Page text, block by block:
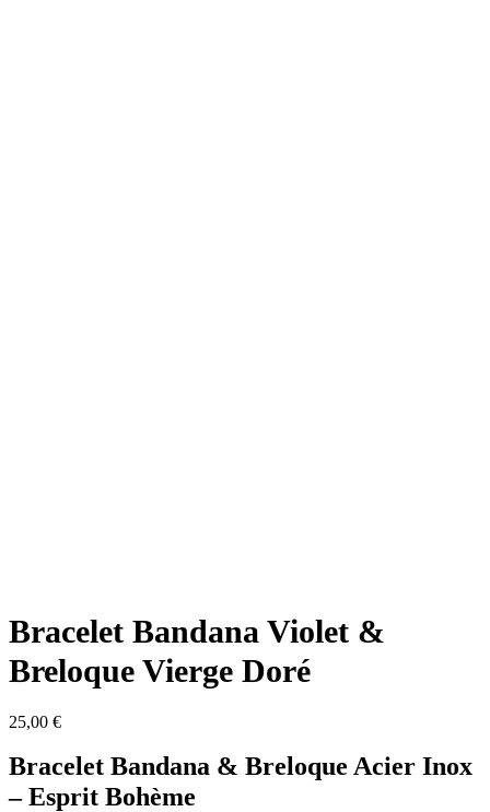
Bracelet Bandana Violet &
Breloque Vierge Doré
25,00 €
Bracelet Bandana & Breloque Acier Inox
– Esprit Bohème